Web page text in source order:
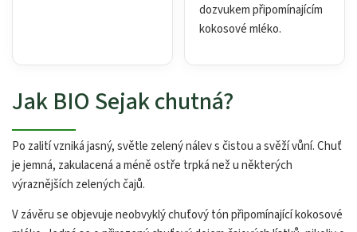
dozvukem připomínajícím
kokosové mléko.
Jak BIO Sejak chutná?
Po zalití vzniká jasný, světle zelený nálev s čistou a svěží vůní. Chuť
je jemná, zakulacená a méně ostře trpká než u některých
výraznějších zelených čajů.
V závěru se objevuje neobvyklý chuťový tón připomínající kokosové